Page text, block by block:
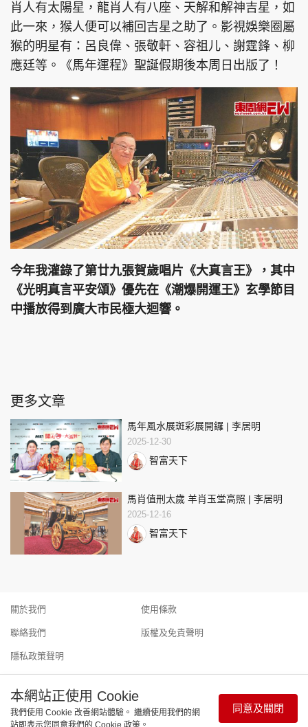
肖人有太陽星，龍肖人有八座、天解和解神吉星，如
此一來，猴人便可以補回吉星之助了。影視娛樂圈屬
猴的明星有：呂良偉、張敬軒、容祖儿、謝霆鋒、柳
應廷等。《馬年運程》聖誕假期後本周日出版了！
今年我灌錄了第廿九張賀歲唱片《大真言王》，其中
《光明真言平安頌》優先在《潮爆開運王》玄學節目
中播放得到廣大市民極大迴響。
更多文章
馬年風水展斑彩展開鑼 | 李居明
2025-12-30
智富天下
馬肖值刑太歲 羊肖玉堂高照 | 李居明
2025-12-16
智富天下
關於我們
聯絡我們
隱私政策聲明
使用條款
版權及免責聲明
Copyright © 東周網 版權所有 . 不得轉載 ©Eastweek.com.hk. All
本網站正使用 Cookie
我們使用 Cookie 改善網站體驗。 繼續使用我們的網
站即表示您同意我們的 Cookie 政策。
同意及關閉